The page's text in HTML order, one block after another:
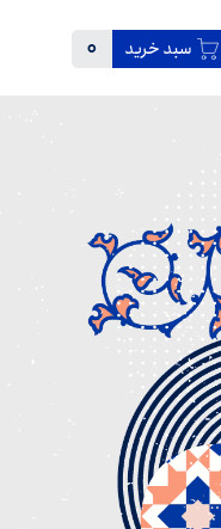
سبد خرید 0